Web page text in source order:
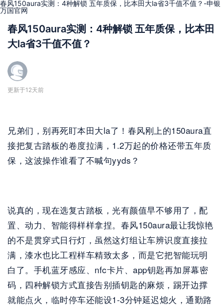
春风150aura实测：4种解锁 五年质保，比本田大la省3千值不值？-申银
万国官网
春风150aura实测：4种解锁 五年质保，比本田
大la省3千值不值？
更新于12天前
兄弟们，别再死盯本田大la了！春风刚上的150aura直
接把复古踏板的卷度拉满，1.2万起的价格还带五年质
保，这波操作谁看了不喊句yyds？
说真的，现在选复古踏板，光有颜值早不够用了，配
置、动力、智能得样样拿捏。春风150aura最让我惊艳
的不是贯穿式日行灯，虽然这灯组让车辨识度直接拉
满，漆水也比工程样车精致太多，而是它把智能玩明
白了。手机蓝牙感应、nfc卡片、app钥匙再加屏幕密
码，四种解锁方式直接告别插钥匙的麻烦，踢开边撑
就能点火，临时停车还能设1-3分钟延迟熄火，通勤路